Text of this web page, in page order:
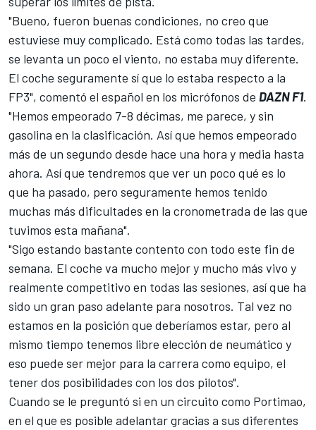
"Bueno, fueron buenas condiciones, no creo que
estuviese muy complicado. Está como todas las tardes,
se levanta un poco el viento, no estaba muy diferente.
El coche seguramente sí que lo estaba respecto a la
FP3", comentó el español en los micrófonos de DAZN F1.
"Hemos empeorado 7-8 décimas, me parece, y sin
gasolina en la clasificación. Así que hemos empeorado
más de un segundo desde hace una hora y media hasta
ahora. Así que tendremos que ver un poco qué es lo
que ha pasado, pero seguramente hemos tenido
muchas más dificultades en la cronometrada de las que
tuvimos esta mañana".
"Sigo estando bastante contento con todo este fin de
semana. El coche va mucho mejor y mucho más vivo y
realmente competitivo en todas las sesiones, así que ha
sido un gran paso adelante para nosotros. Tal vez no
estamos en la posición que deberíamos estar, pero al
mismo tiempo tenemos libre elección de neumático y
eso puede ser mejor para la carrera como equipo, el
tener dos posibilidades con los dos pilotos".
Cuando se le preguntó si en un circuito como Portimao,
en el que es posible adelantar gracias a sus diferentes